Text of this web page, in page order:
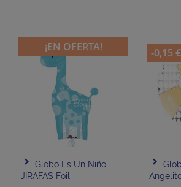
Globo Es Un Niño
JIRAFAS Foil
¡EN OFERTA! -0,15 €